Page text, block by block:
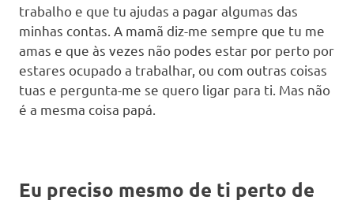
trabalho e que tu ajudas a pagar algumas das
minhas contas. A mamã diz-me sempre que tu me
amas e que às vezes não podes estar por perto por
estares ocupado a trabalhar, ou com outras coisas
tuas e pergunta-me se quero ligar para ti. Mas não
é a mesma coisa papá.
Eu preciso mesmo de ti perto de